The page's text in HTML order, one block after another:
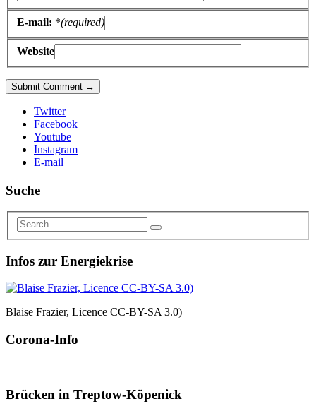
E-mail: *(required)
Website
Twitter
Facebook
Youtube
Instagram
E-mail
Suche
Infos zur Energiekrise
Blaise Frazier, Licence CC-BY-SA 3.0)
Corona-Info
Brücken in Treptow-Köpenick